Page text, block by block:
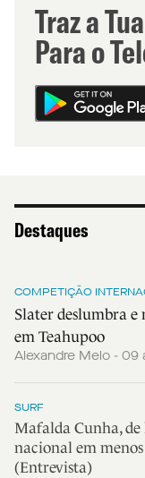
Traz a
Para o
Destaques
COMPETIÇÃO
Slater deslumbra
em Teahupoo
Alexandre Melo -
SURF
Mafalda Cunha,
nacional em
(Entrevista)